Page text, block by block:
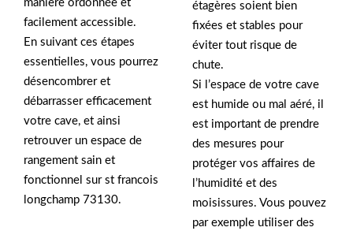
manière ordonnée et
facilement accessible.
En suivant ces étapes
essentielles, vous pourrez
désencombrer et
débarrasser efficacement
votre cave, et ainsi
retrouver un espace de
rangement sain et
fonctionnel sur st francois
longchamp 73130.
étagères soient bien
fixées et stables pour
éviter tout risque de
chute.
Si l’espace de votre cave
est humide ou mal aéré, il
est important de prendre
des mesures pour
protéger vos affaires de
l’humidité et des
moisissures. Vous pouvez
par exemple utiliser des